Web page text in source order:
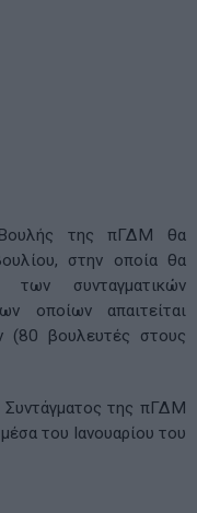
της πΓΔΜ θα
στην οποία θα
των συνταγματικών
οποίων απαιτείται
(80 βουλευτές στους
Συντάγματος της πΓΔΜ
του Ιανουαρίου του